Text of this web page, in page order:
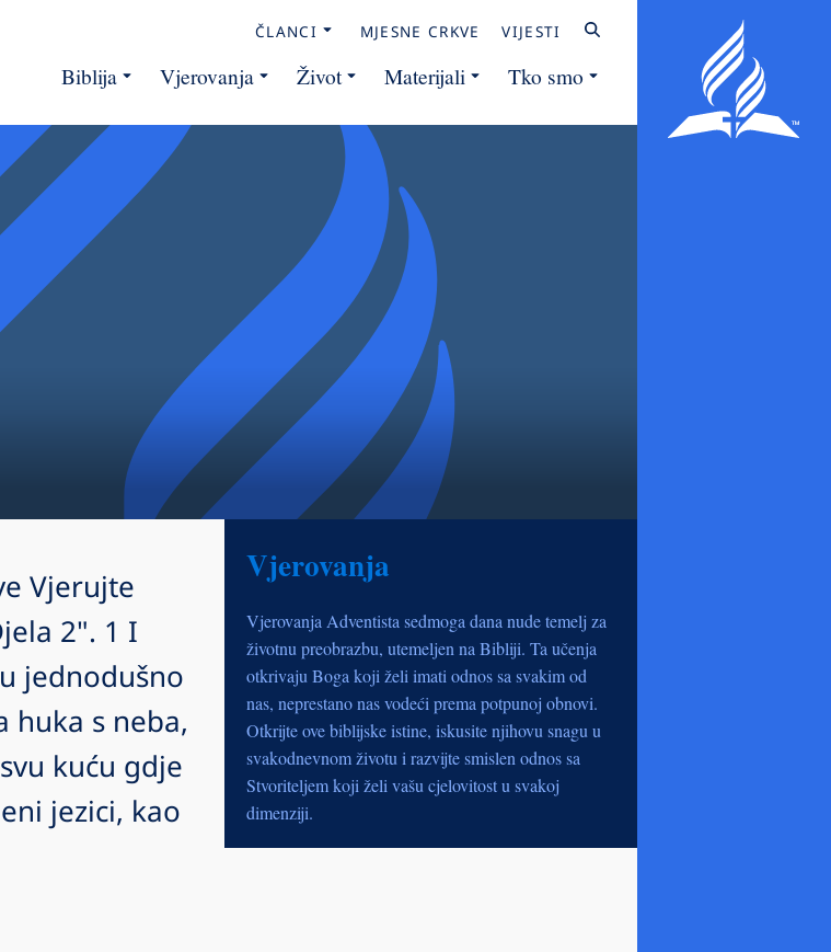
ČLANCI MJESNE CRKVE VIJESTI
Biblija Vjerovanja Život Materijali Tko smo
Vjerujte
2". 1 I
jednodušno
huka s neba,
kuću gdje
jezici, kao
Vjerovanja
Vjerovanja Adventista sedmoga dana nude temelj za
životnu preobrazbu, utemeljen na Bibliji. Ta učenja
otkrivaju Boga koji želi imati odnos sa svakim od
nas, neprestano nas vodeći prema potpunoj obnovi.
Otkrijte ove biblijske istine, iskusite njihovu snagu u
svakodnevnom životu i razvijte smislen odnos sa
Stvoriteljem koji želi vašu cjelovitost u svakoj
dimenziji.